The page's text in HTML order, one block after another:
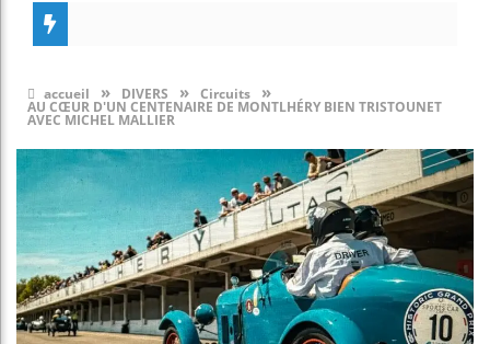
accueil » DIVERS » Circuits »
AU CŒUR D'UN CENTENAIRE DE MONTLHÉRY BIEN TRISTOUNET
AVEC MICHEL MALLIER